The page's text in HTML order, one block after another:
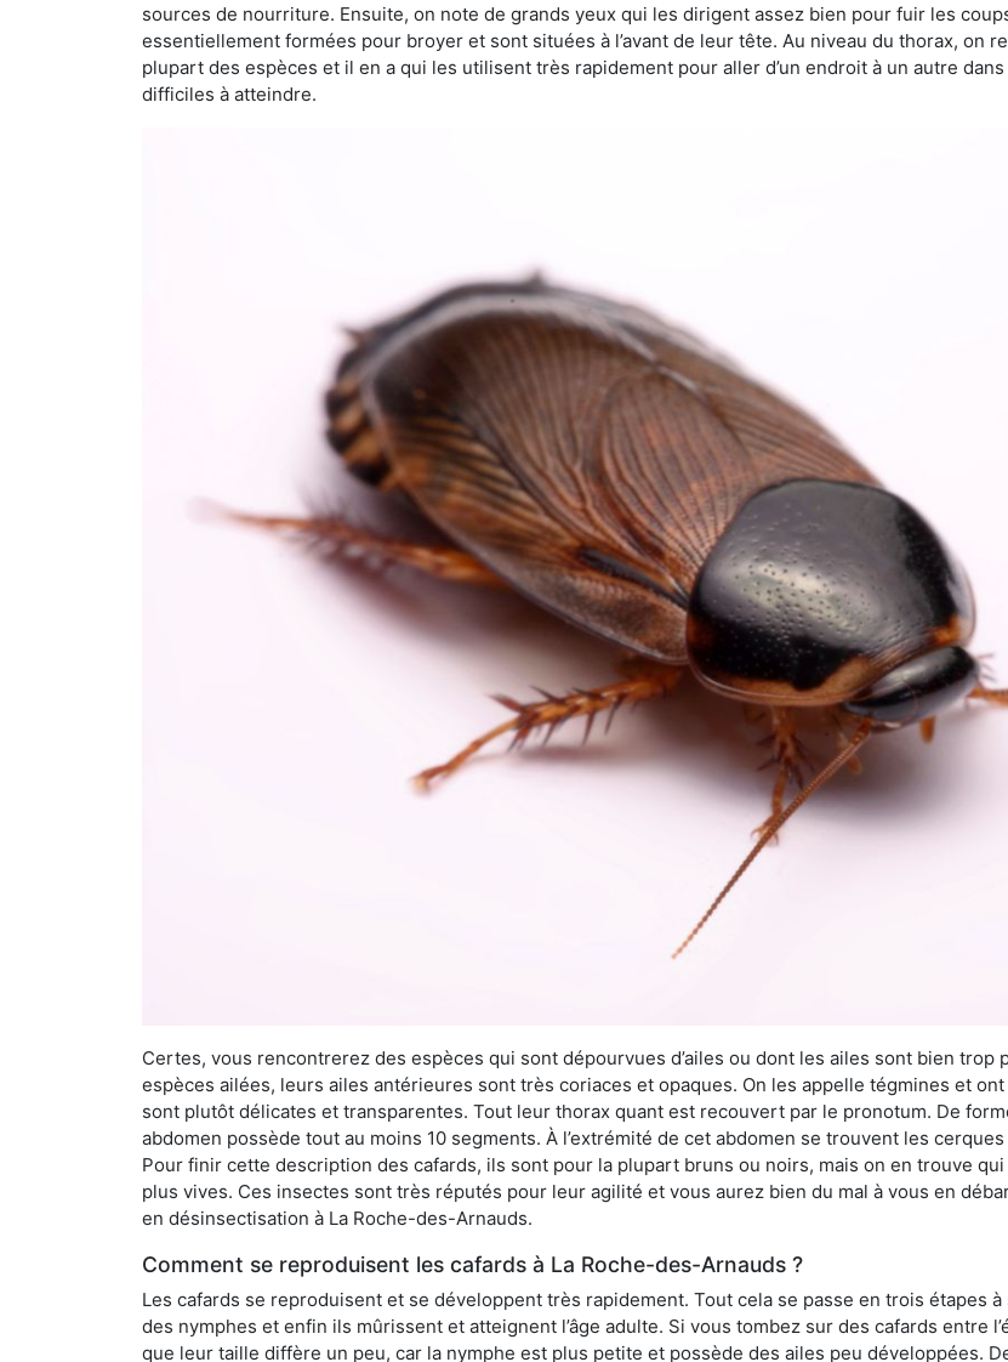
sources de nourriture. Ensuite, on note de grands yeux qui les dirigent assez bien pour fuir les
essentiellement formées pour broyer et sont situées à l’avant de leur tête. Au niveau du thorax, on
plupart des espèces et il en a qui les utilisent très rapidement pour aller d’un endroit à un autre
difficiles à atteindre.
Certes, vous rencontrerez des espèces qui sont dépourvues d’ailes ou dont les ailes sont bien trop
espèces ailées, leurs ailes antérieures sont très coriaces et opaques. On les appelle tégmines et
sont plutôt délicates et transparentes. Tout leur thorax quant est recouvert par le pronotum. De
abdomen possède tout au moins 10 segments. À l’extrémité de cet abdomen se trouvent les
Pour finir cette description des cafards, ils sont pour la plupart bruns ou noirs, mais on en trouve
plus vives. Ces insectes sont très réputés pour leur agilité et vous aurez bien du mal à vous en
en désinsectisation à La Roche-des-Arnauds.
Comment se reproduisent les cafards à La Roche-des-Arnauds ?
Les cafards se reproduisent et se développent très rapidement. Tout cela se passe en trois étapes
des nymphes et enfin ils mûrissent et atteignent l’âge adulte. Si vous tombez sur des cafards entre
que leur taille diffère un peu, car la nymphe est plus petite et possède des ailes peu développées.